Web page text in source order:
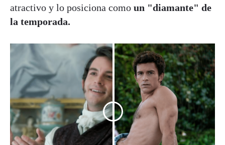
atractivo y lo posiciona como un "diamante" de
la temporada.